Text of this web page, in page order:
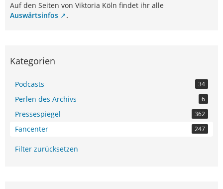
Auf den Seiten von Viktoria Köln findet ihr alle
Auswärtsinfos
.
Kategorien
Podcasts 34
Perlen des Archivs 6
Pressespiegel 362
Fancenter 247
Filter zurücksetzen